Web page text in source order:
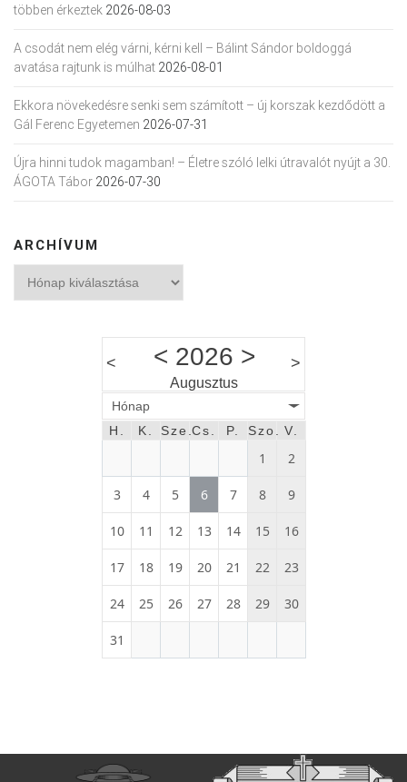
többen érkeztek 2026-08-03
A csodát nem elég várni, kérni kell – Bálint Sándor boldoggá
avatása rajtunk is múlhat 2026-08-01
Ekkora növekedésre senki sem számított – új korszak kezdődött a
Gál Ferenc Egyetemen 2026-07-31
Újra hinni tudok magamban! – Életre szóló lelki útravalót nyújt a 30.
ÁGOTA Tábor 2026-07-30
ARCHÍVUM
< < 2026 >
Augusztus
>
Hónap
H.
K. Sze.Cs. P. Szo. V.
1 2
3 4 5 6 7 8 9
10 11 12 13 14 15 16
17 18 19 20 21 22 23
24 25 26 27 28 29 30
31